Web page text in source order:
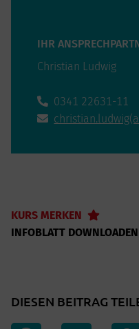
IHR
Christian Ludwig
0341 22631-11
KURS MERKEN
INFOBLATT DOWNLOADEN
DIESEN BEITRAG